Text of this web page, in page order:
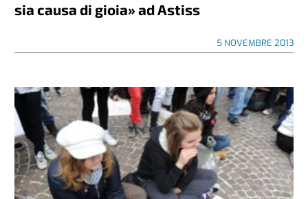
sia causa di gioia» ad Astiss
5 NOVEMBRE 2013